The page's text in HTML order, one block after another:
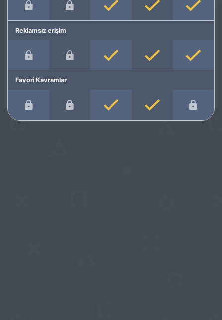
Reklamsız erişim
Favori Kavramlar